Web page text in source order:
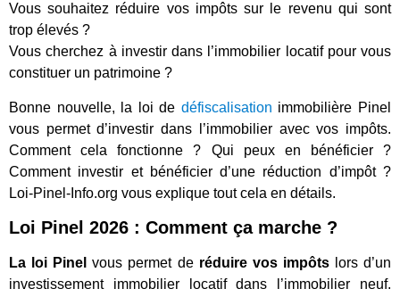
Vous souhaitez réduire vos impôts sur le revenu qui sont
trop élevés ?
Vous cherchez à investir dans l’immobilier locatif pour vous
constituer un patrimoine ?
Bonne nouvelle, la loi de défiscalisation immobilière Pinel
vous permet d’investir dans l’immobilier avec vos impôts.
Comment cela fonctionne ? Qui peux en bénéficier ?
Comment investir et bénéficier d’une réduction d’impôt ?
Loi-Pinel-Info.org vous explique tout cela en détails.
Loi Pinel 2026 : Comment ça marche ?
La loi Pinel vous permet de réduire vos impôtslors d’un
investissement immobilier locatif dans l’immobilier neuf.